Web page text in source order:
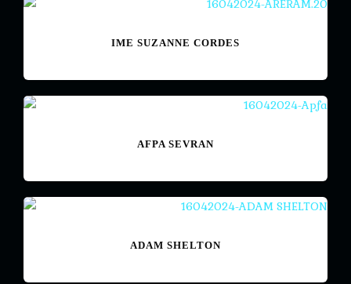
IME SUZANNE CORDES
AFPA SEVRAN
ADAM SHELTON